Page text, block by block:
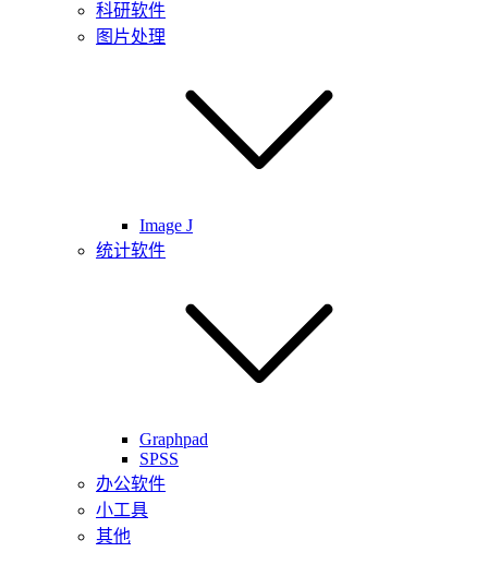
科研软件
图片处理
Image J
统计软件
Graphpad
SPSS
办公软件
小工具
其他